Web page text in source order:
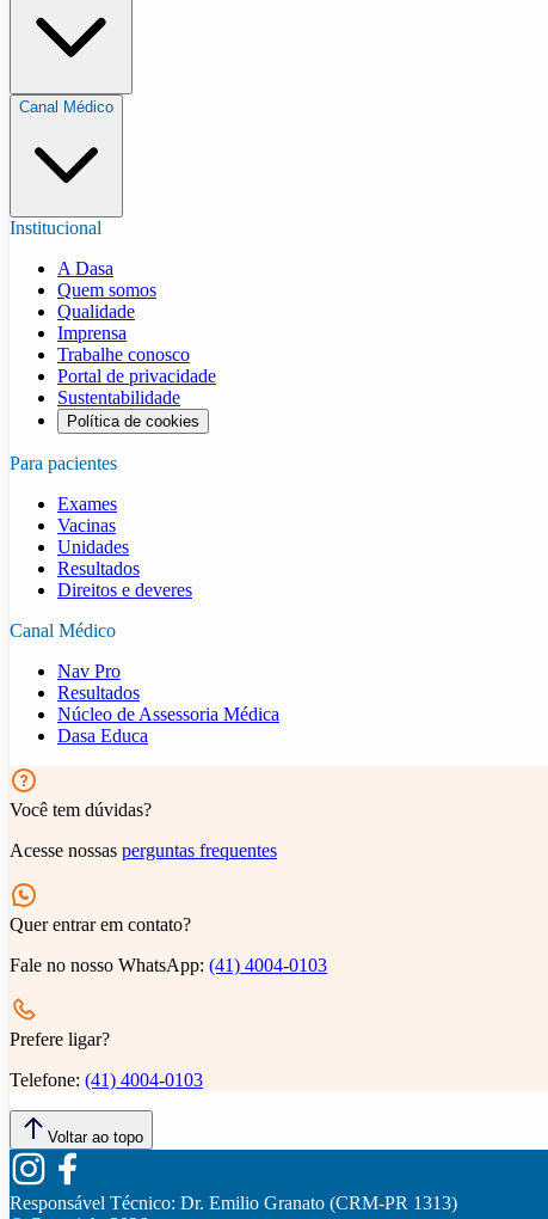
Canal Médico
Institucional
A Dasa
Quem somos
Qualidade
Imprensa
Trabalhe conosco
Portal de privacidade
Sustentabilidade
Política de cookies
Para pacientes
Exames
Vacinas
Unidades
Resultados
Direitos e deveres
Canal Médico
Nav Pro
Resultados
Núcleo de Assessoria Médica
Dasa Educa
Você tem dúvidas?
Acesse nossas perguntas frequentes
Quer entrar em contato?
Fale no nosso WhatsApp: (41) 4004-0103
Prefere ligar?
Telefone: (41) 4004-0103
Voltar ao topo
Responsável Técnico: Dr. Emilio Granato (CRM-PR 1313)